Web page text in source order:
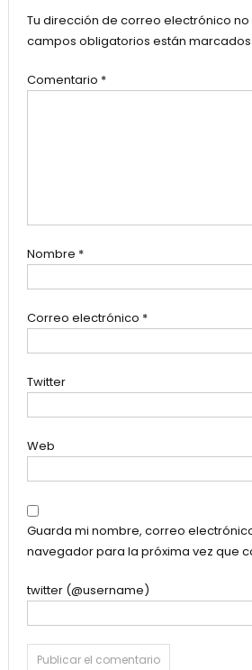
Tu dirección de correo electrónico
campos obligatorios están
Comentario *
Nombre *
Correo electrónico *
Twitter
Web
Guarda mi nombre, correo
navegador para la próxima vez que
twitter (@username)